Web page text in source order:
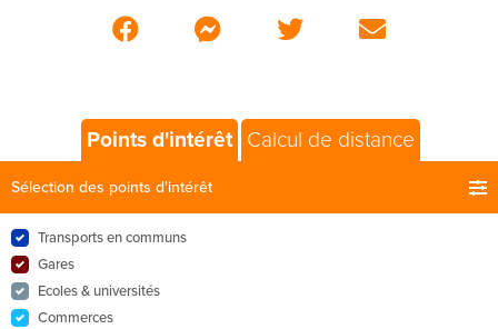
Points d'intérêt Calcul de distance
Sélection des points d'intérêt
Transports en communs
Gares
Ecoles & universités
Commerces